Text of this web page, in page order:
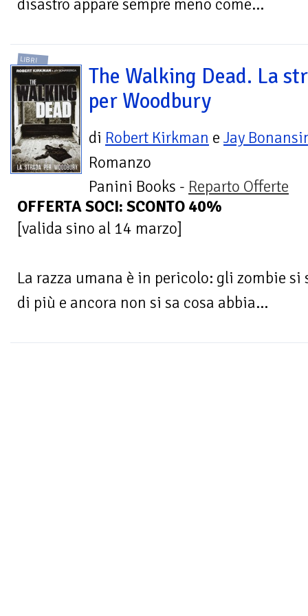
disastro appare sempre meno come...
LIBRI
The Walking Dead. La
per Woodbury
di Robert Kirkman e Jay
Romanzo
Panini Books - Reparto Offerte
OFFERTA SOCI: SCONTO 40%
[valida sino al 14 marzo]
La razza umana è in pericolo: gli zombie
di più e ancora non si sa cosa abbia...